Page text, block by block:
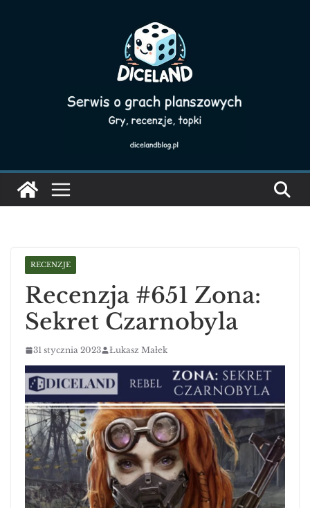
RECENZJE
Recenzja #651 Zona:
Sekret Czarnobyla
31 stycznia 2023 Łukasz Małek